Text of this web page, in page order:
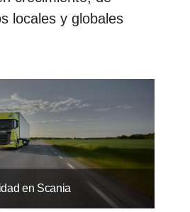
locales y globales
en Scania